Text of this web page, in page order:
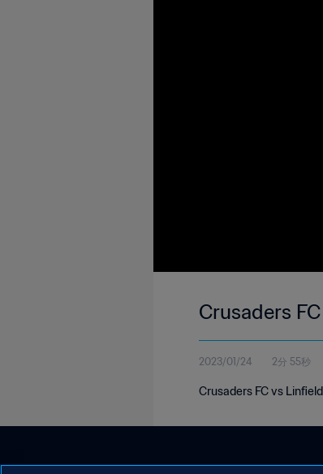
Crusaders
2023/01/24 2分 55秒
Crusaders FC vs